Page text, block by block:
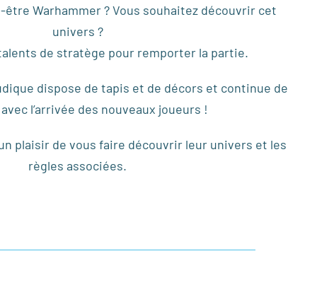
être Warhammer ? Vous souhaitez découvrir cet
univers ?
de stratège pour remporter la partie.
dispose de tapis et de décors et continue de
l’arrivée des nouveaux joueurs !
plaisir de vous faire découvrir leur univers et les
règles associées.